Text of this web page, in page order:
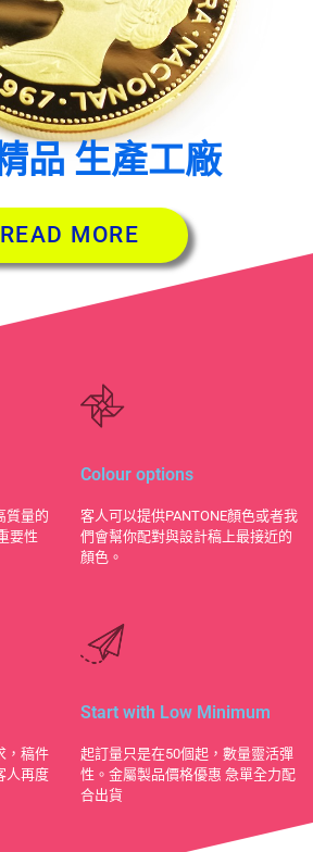
品 生產工廠
READ MORE
質量的
要性
Colour options
客人可以提供PANTONE顏色或者我
們會幫你配對與設計稿上最接近的
顏色。
，稿件
人再度
Start with Low Minimum
起訂量只是在50個起，數量靈活彈
性。金屬製品價格優惠 急單全力配
合出貨